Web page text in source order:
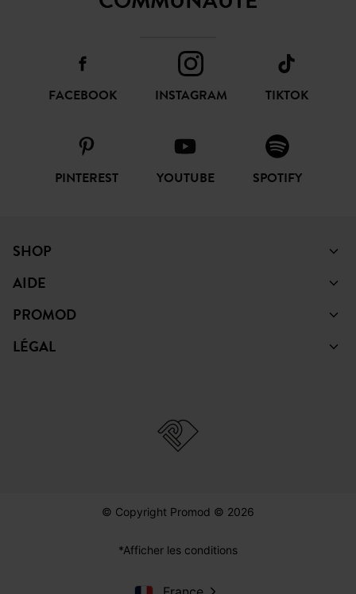
FACEBOOK INSTAGRAM TIKTOK
PINTEREST YOUTUBE SPOTIFY
SHOP
AIDE
PROMOD
LÉGAL
© Copyright Promod © 2026
*Afficher les conditions